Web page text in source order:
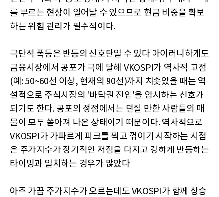
를 부르는 현상이 일어날 수 있으므로 현금 비중을 확보
하는 위험 관리가 필수적이다.
극단적 폭등은 반등의 신호탄일 수 있다 아이러니하게도
금융시장에서 공포가 극에 달해 VKOSPI가 역사적 고점
(예: 50~60선 이상, 현재의 90선)까지 치솟았을 때는 역
설적으로 주식시장의 '바닥권 진입'을 암시하는 신호가
되기도 한다. 공포의 정점에서는 던질 만한 사람들의 매
물이 모두 쏟아져 나온 상태이기 때문이다. 역사적으로
VKOSPI가 가파르게 피크를 찍고 꺾이기 시작하는 시점
은 주가지수가 장기적인 저점을 다지고 강하게 반등하는
타이밍과 일치하는 경우가 많았다.
아주 가끔 주가지수가 오르는데도 VKOSPI가 함께 상승